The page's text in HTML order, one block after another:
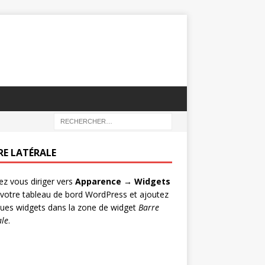
LATÉRALE
vous diriger vers Apparence → Widgets
tableau de bord WordPress et ajoutez
widgets dans la zone de widget Barre
.